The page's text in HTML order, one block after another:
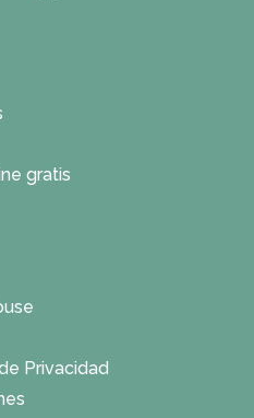
gratis
Privacidad